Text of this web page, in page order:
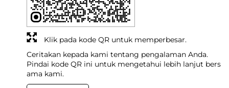
Ceritakan kepada kami tentang pengalaman Anda.
Pindai kode QR ini untuk mengetahui lebih lanjut bers
ama kami.
Klik pada kode QR untuk memperbesar.